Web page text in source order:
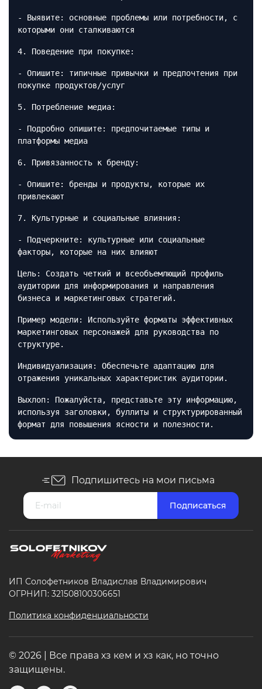
- Выявите: основные проблемы или потребности, с
которыми они сталкиваются
4. Поведение при покупке:
- Опишите: типичные привычки и предпочтения при
покупке продуктов/услуг
5. Потребление медиа:
- Подробно опишите: предпочитаемые типы и
платформы медиа
6. Привязанность к бренду:
- Опишите: бренды и продукты, которые их
привлекают
7. Культурные и социальные влияния:
- Подчеркните: культурные или социальные
факторы, которые на них влияют
Цель: Создать четкий и всеобъемлющий профиль
аудитории для информирования и направления
бизнеса и маркетинговых стратегий.
Пример модели: Используйте форматы эффективных
маркетинговых персонажей для руководства по
структуре.
Индивидуализация: Обеспечьте адаптацию для
отражения уникальных характеристик аудитории.
Выхлоп: Пожалуйста, представьте эту информацию,
используя заголовки, буллиты и структурированный
формат для повышения ясности и полезности.
Подпишитесь на мои письма
ИП Солофетников Владислав Владимирович
ОГРНИП: 321508100306651
Политика конфиденциальности
© 2026 | Все права хз кем и хз как, но точно
защищены.